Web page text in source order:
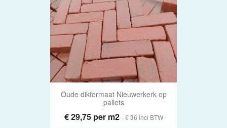
Oude dikformaat Nieuwerkerk op
pallets
€ 29,75 per m2 - € 36 incl BTW